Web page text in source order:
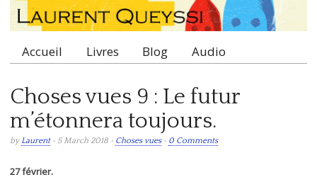
Main menu
Accueil Livres Blog Audio
Choses vues 9 : Le futur
m’étonnera toujours.
byLaurent• 5 March 2018 • Choses vues• 0 Comments
27 février.